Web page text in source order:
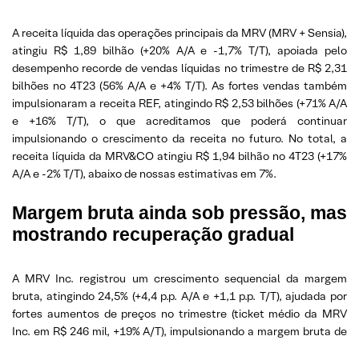
A receita líquida das operações principais da MRV (MRV + Sensia),
atingiu R$ 1,89 bilhão (+20% A/A e -1,7% T/T), apoiada pelo
desempenho recorde de vendas líquidas no trimestre de R$ 2,31
bilhões no 4T23 (56% A/A e +4% T/T). As fortes vendas também
impulsionaram a receita REF, atingindo R$ 2,53 bilhões (+71% A/A
e +16% T/T), o que acreditamos que poderá continuar
impulsionando o crescimento da receita no futuro. No total, a
receita líquida da MRV&CO atingiu R$ 1,94 bilhão no 4T23 (+17%
A/A e -2% T/T), abaixo de nossas estimativas em 7%.
Margem bruta ainda sob pressão, mas
mostrando recuperação gradual
A MRV Inc. registrou um crescimento sequencial da margem
bruta, atingindo 24,5% (+4,4 p.p. A/A e +1,1 p.p. T/T), ajudada por
fortes aumentos de preços no trimestre (ticket médio da MRV
Inc. em R$ 246 mil, +19% A/T), impulsionando a margem bruta de